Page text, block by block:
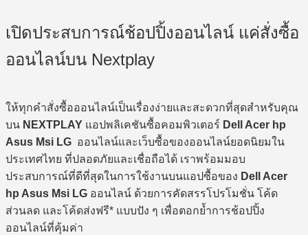
เปิดประสบการณ์ช้อปปิ้งออนไลน์ แค่สั่งซื้อ
ออนไลน์บน Nextplay
ให้ทุกคำสั่งซื้อออนไลน์เป็นเรื่องง่ายและสะดวกที่สุดสำหรับคุณ
บน NEXTPLAY แอปพลิเคชันซื้อคอมพิวเตอร์ Dell Acer hp
Asus Msi LG ออนไลน์และเว็บซื้อของออนไลน์ยอดนิยมใน
ประเทศไทย ที่ปลอดภัยและเชื่อถือได้ เราพร้อมมอบ
ประสบการณ์ที่ดีที่สุดในการใช้งานบนแอปซื้อของ Dell Acer
hp Asus Msi LG ออนไลน์ ด้วยการคัดสรรโปรโมชั่น โค้ด
ส่วนลด และโค้ดส่งฟรี* แบบปัง ๆ เพื่อตอกย้ำการช้อปปิ้ง
ออนไลน์ที่คุ้มค่า